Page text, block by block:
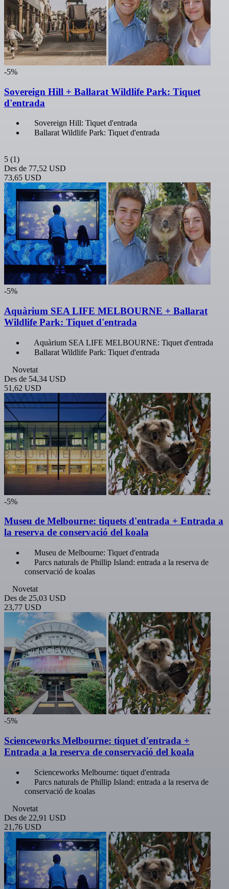
-5%
Sovereign Hill + Ballarat Wildlife Park: Tiquet
d'entrada
Sovereign Hill: Tiquet d'entrada
Ballarat Wildlife Park: Tiquet d'entrada
5 (1)
Des de 77,52 USD
73,65 USD
-5%
Aquàrium SEA LIFE MELBOURNE + Ballarat
Wildlife Park: Tiquet d'entrada
Aquàrium SEA LIFE MELBOURNE: Tiquet d'entrada
Ballarat Wildlife Park: Tiquet d'entrada
Novetat
Des de 54,34 USD
51,62 USD
-5%
Museu de Melbourne: tiquets d'entrada + Entrada a
la reserva de conservació del koala
Museu de Melbourne: Tiquet d'entrada
Parcs naturals de Phillip Island: entrada a la reserva de
conservació de koalas
Novetat
Des de 25,03 USD
23,77 USD
-5%
Scienceworks Melbourne: tiquet d'entrada +
Entrada a la reserva de conservació del koala
Scienceworks Melbourne: tiquet d'entrada
Parcs naturals de Phillip Island: entrada a la reserva de
conservació de koalas
Novetat
Des de 22,91 USD
21,76 USD